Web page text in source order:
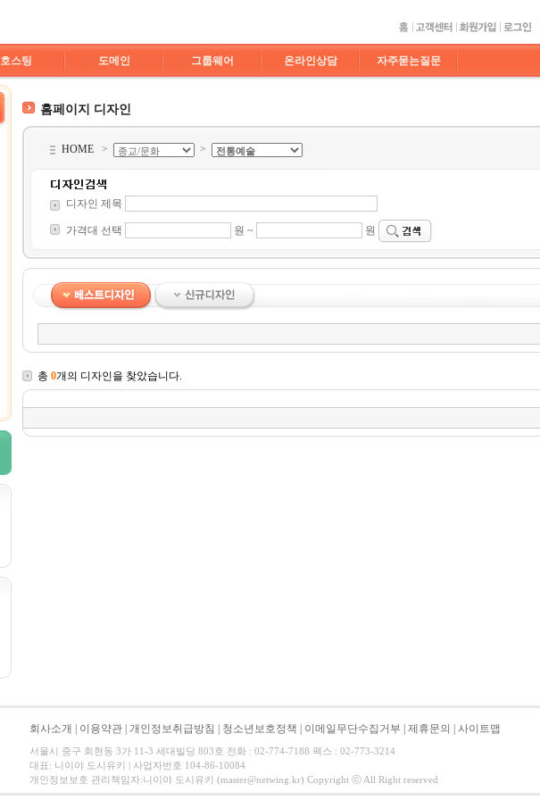
호스팅 도메인 그룹웨어 온라인상담 자주묻는질문
홈페이지 디자인
HOME > >
디자인 제목
가격대 선택 원 ~ 원
총 0개의 디자인을 찾았습니다.
회사소개 이용약관 개인정보취급방침 청소년보호정책 이메일무단수집거부 제휴문의 사이트맵
서울시 중구 회현동 3가 11-3 세대빌딩 803호 전화 : 02-774-7188 팩스 : 02-773-3214
대표: 니이야 도시유키 | 사업자번호 104-86-10084
개인정보보호 관리책임자:니이야 도시유키 (master@netwing.kr) Copyright ⓒ All Right reserved